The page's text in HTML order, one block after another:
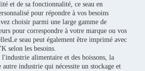
et de sa fonctionnalité, ce seau en
pour répondre à vos besoins
choisir parmi une large gamme de
pour correspondre à votre marque ou vos
seau peut également être imprimé avec
selon les besoins.
l'industrie alimentaire et des boissons, la
industrie qui nécessite un stockage et